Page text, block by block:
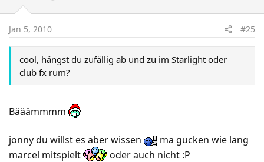
Jan 5, 2010 #25
cool, hängst du zufällig ab und zu im Starlight oder
club fx rum?
Bääämmmm
jonny du willst es aber wissen
ma gucken wie lang
marcel mitspielt
oder auch nicht :P